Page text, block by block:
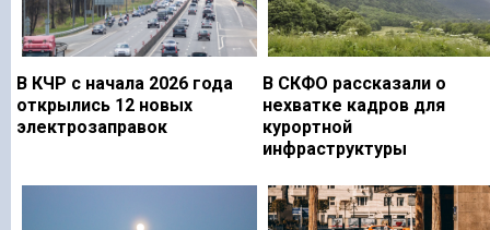
В КЧР с начала 2026 года
открылись 12 новых
электрозаправок
В СКФО рассказали о
нехватке кадров для
курортной
инфраструктуры